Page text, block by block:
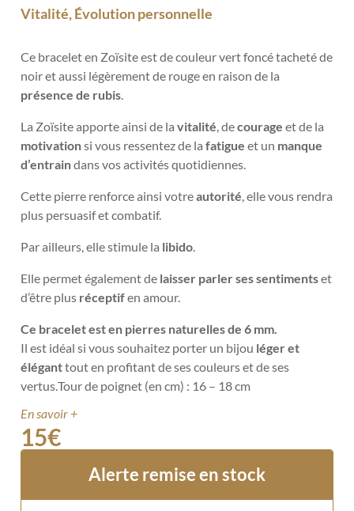
Vitalité, Évolution personnelle
Ce bracelet en Zoïsite est de couleur vert foncé tacheté de
noir et aussi légèrement de rouge en raison de la
présence de rubis
La Zoïsite apporte ainsi de lavitalité , decourage et de la
motivationsi vous ressentez de lafatigue et un manque
d’entraindans vos activités quotidiennes.
Cette pierre renforce ainsi votreautorité , elle vous rendra
plus persuasif et combatif.
Par ailleurs, elle stimule la libido
Elle permet également de laisser parler ses sentimentset
d’être plus réceptifen amour.
Ce bracelet est en pierres naturelles de 6 mm.
Il est idéal si vous souhaitez porter un bijou léger et
éléganttout en profitant de ses couleurs et de ses
vertus.Tour de poignet (en cm) : 16 – 18 cm
En savoir +
15€
Alerte remise en stock